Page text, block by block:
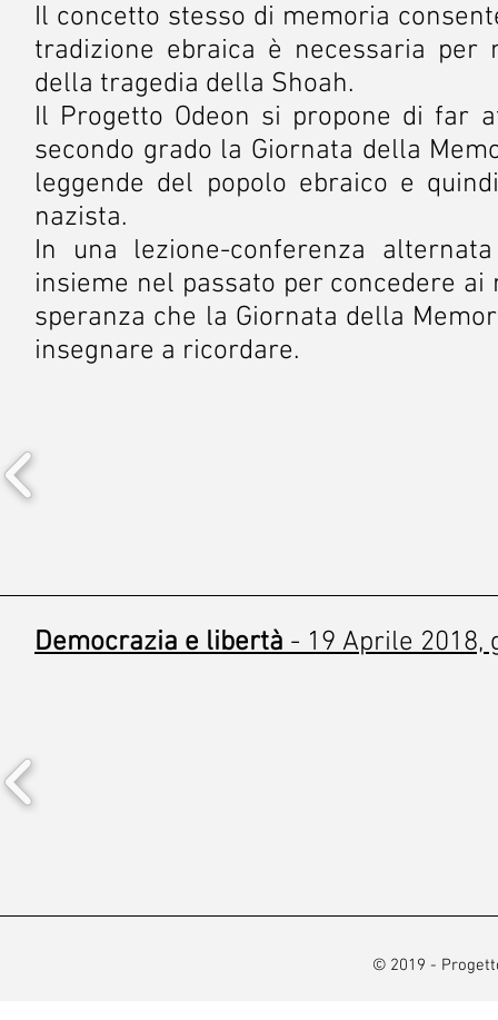
Il concetto stesso di memoria
tradizione ebraica è necessaria per
della tragedia della Shoah.
Il Progetto Odeon si propone di far
secondo grado la Giornata della
leggende del popolo ebraico e
nazista.
In una lezione-conferenza
insieme nel passato per concedere
speranza che la Giornata della
insegnare a ricordare.
Democrazia e libertà- 19 Aprile 2018,
© 2019 -